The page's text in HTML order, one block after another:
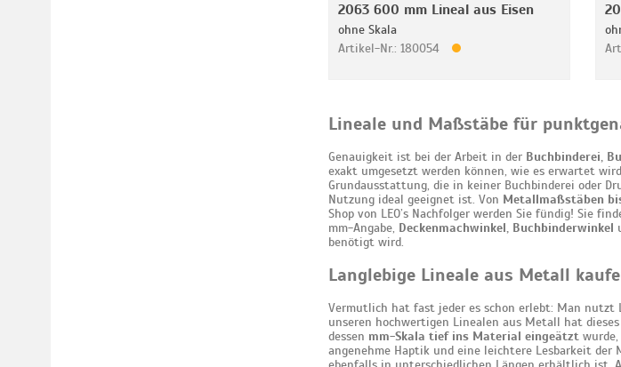
2063 600 mm Lineal aus Eisen
ohne Skala
Artikel-Nr.: 180054
Lineale und Maßstäbe für
Genauigkeit ist bei der Arbeit in der Buchbinderei,
exakt umgesetzt werden können, wie es erwartet
Grundausstattung, die in keiner Buchbinderei oder
Nutzung ideal geeignet ist. Von Metallmaßstäben
Shop von LEO’s Nachfolger werden Sie fündig! Sie
mm-Angabe, Deckenmachwinkel, Buchbinderwinkel
benötigt wird.
Langlebige Lineale aus Metall
Vermutlich hat fast jeder es schon erlebt: Man nutzt
unseren hochwertigen Linealen aus Metall hat
dessen mm-Skala tief ins Material eingeätzt
angenehme Haptik und eine leichtere Lesbarkeit